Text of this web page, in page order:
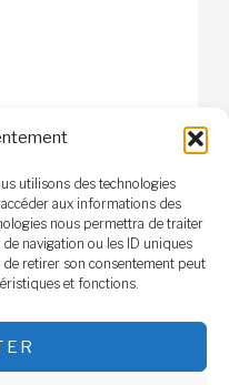
utilisons des technologies
aux informations des
nous permettra de traiter
navigation ou les ID uniques
retirer son consentement peut
et fonctions.